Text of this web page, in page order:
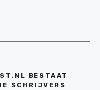
BESTAAT
SCHRIJVERS